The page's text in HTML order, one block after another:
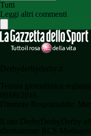
Tutti
Leggi altri commenti